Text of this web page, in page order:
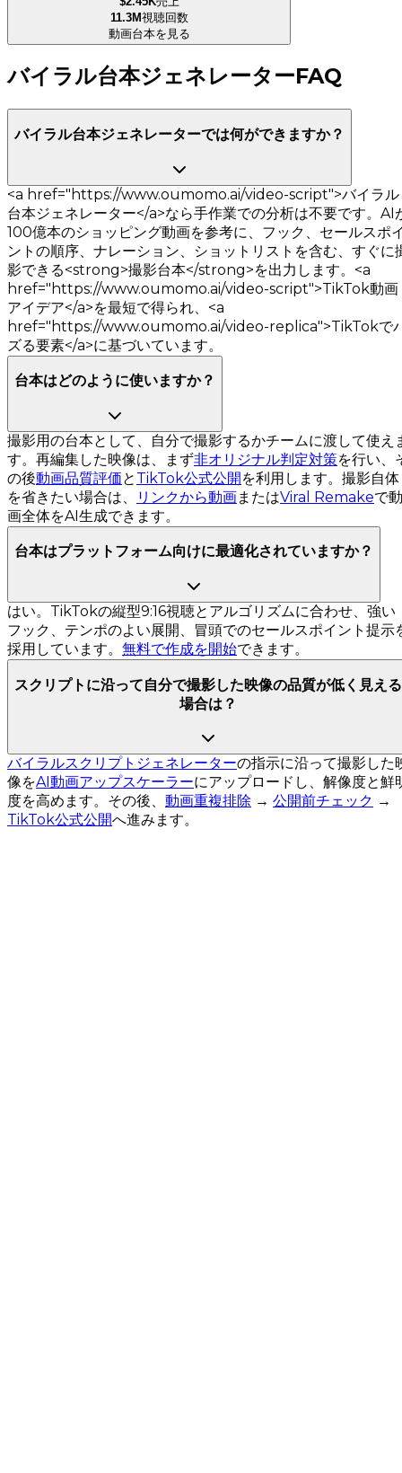
11.3M視聴回数
動画台本を見る
バイラル台本ジェネレーターFAQ
バイラル台本ジェネレーターでは何ができますか？
<a href="https://www.oumomo.ai/video-script">バイラル
台本ジェネレーター</a>なら手作業での分析は不要です。AI
100億本のショッピング動画を参考に、フック、セールスポ
ントの順序、ナレーション、ショットリストを含む、すぐに
影できる<strong>撮影台本</strong>を出力します。<a
href="https://www.oumomo.ai/video-script">TikTok動画
アイデア</a>を最短で得られ、<a
href="https://www.oumomo.ai/video-replica">TikTokで
ズる要素</a>に基づいています。
台本はどのように使いますか？
撮影用の台本として、自分で撮影するかチームに渡して使え
す。再編集した映像は、まず非オリジナル判定対策を行い、
の後動画品質評価と TikTok公式公開を利用します。撮影自体
を省きたい場合は、
リンクから動画またはViral Remakeで動
画全体をAI生成できます。
台本はプラットフォーム向けに最適化されていますか？
はい。TikTokの縦型9:16視聴とアルゴリズムに合わせ、強い
フック、テンポのよい展開、冒頭でのセールスポイント提示
採用しています。 無料で作成を開始できます。
スクリプトに沿って自分で撮影した映像の品質が低く見える
場合は？
バイラルスクリプトジェネレーターの指示に沿って撮影した
像をAI動画アップスケーラーにアップロードし、解像度と鮮
度を高めます。その後、 動画重複排除 → 公開前チェック →
TikTok公式公開へ進みます。